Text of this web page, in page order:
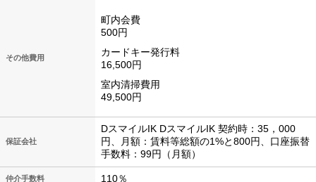
その他費用
町内会費
500円
カードキー発行料
16,500円
室内清掃費用
49,500円
保証会社
DスマイルIK DスマイルIK 契約時：35，000
円、月額：賃料等総額の1%と800円、口座振替
手数料：99円（月額）
仲介手数料 110％